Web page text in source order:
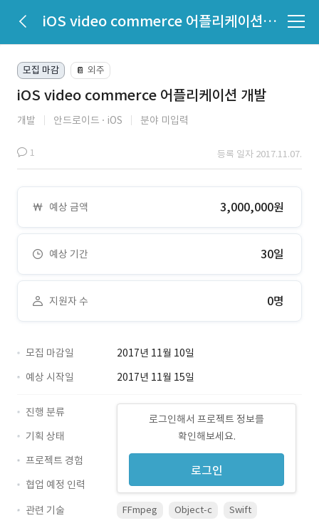
iOS video commerce 어플리케이션 개발
모집 마감 📔 외주
iOS video commerce 어플리케이션 개발
개발 안드로이드 iOS 분야 미입력
1 등록 일자 2017.11.07.
예상 금액 3,000,000원
예상 기간 30일
지원자 수 0명
모집 마감일
2017년 11월 10일
예상 시작일
2017년 11월 15일
로그인해서 프로젝트 정보를
확인해보세요.
로그인
진행 분류
기획 상태
프로젝트 경험
협업 예정 인력
관련 기술
FFmpeg Object-c Swift